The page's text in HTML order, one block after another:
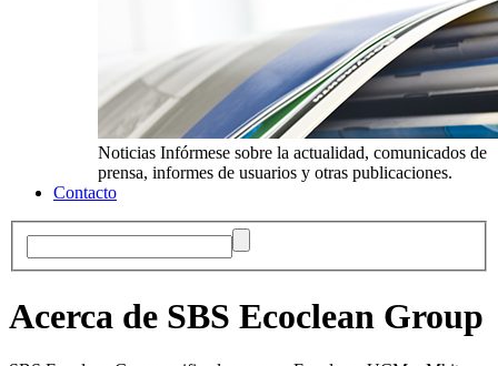
Noticias Infórmese sobre la actualidad, comunicados de
prensa, informes de usuarios y otras publicaciones.
Contacto
Acerca de SBS Ecoclean Group